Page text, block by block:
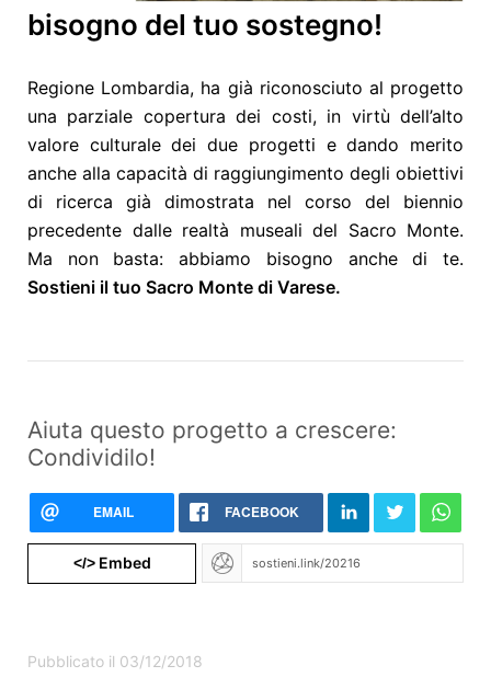
bisogno del tuo sostegno!
Regione Lombardia, ha già riconosciuto al progetto
una parziale copertura dei costi, in virtù dell’alto
valore culturale dei due progetti e dando merito
anche alla capacità di raggiungimento degli obiettivi
di ricerca già dimostrata nel corso del biennio
precedente dalle realtà museali del Sacro Monte.
Ma non basta: abbiamo bisogno anche di te.
Sostieni il tuo Sacro Monte di Varese.
Aiuta questo progetto a crescere:
Condividilo!
EMAIL FACEBOOK
</>Embed
Pubblicato il 03/12/2018